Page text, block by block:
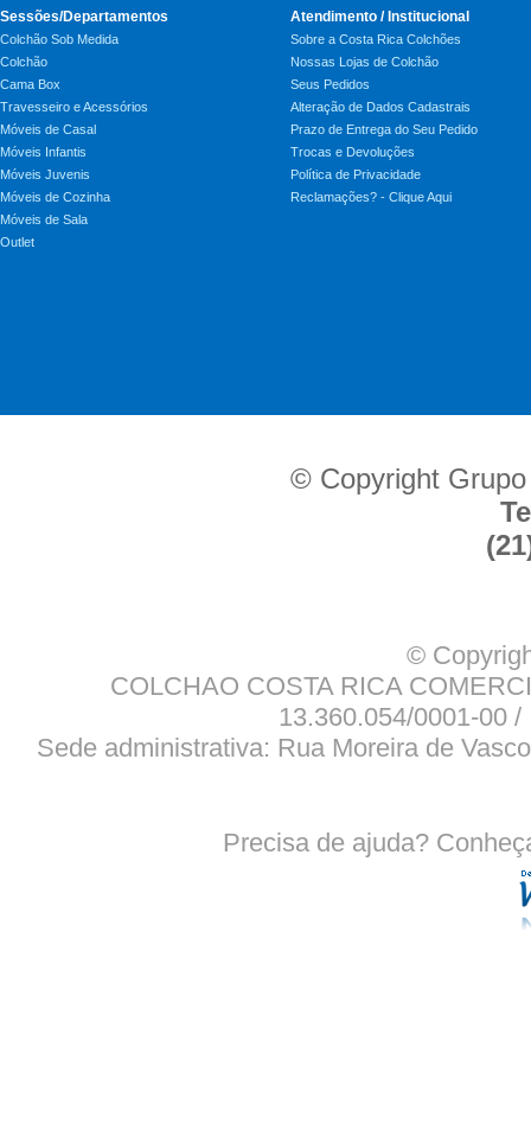
Sessões/Departamentos
Colchão Sob Medida
Colchão
Cama Box
Travesseiro e Acessórios
Móveis de Casal
Móveis Infantis
Móveis Juvenis
Móveis de Cozinha
Móveis de Sala
Outlet
Atendimento / Institucional
Sobre a Costa Rica Colchões
Nossas Lojas de Colchão
Seus Pedidos
Alteração de Dados Cadastrais
Prazo de Entrega do Seu Pedido
Trocas e Devoluções
Política de Privacidade
Reclamações? - Clique Aqui
© Copyright
©
COLCHAO COSTA RICA
13.360.054/0001-00
Sede administrativa: Rua Moreira de
Precisa de ajuda?